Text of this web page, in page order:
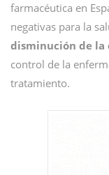
farmacéutica en
negativas para la
disminución de la
control de la
tratamiento.